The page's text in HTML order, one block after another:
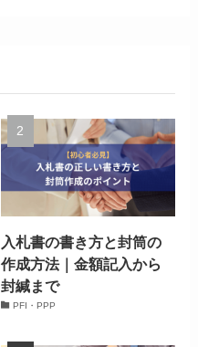
入札書の書き方と封筒の
作成方法｜金額記入から
封緘まで
PFI・PPP